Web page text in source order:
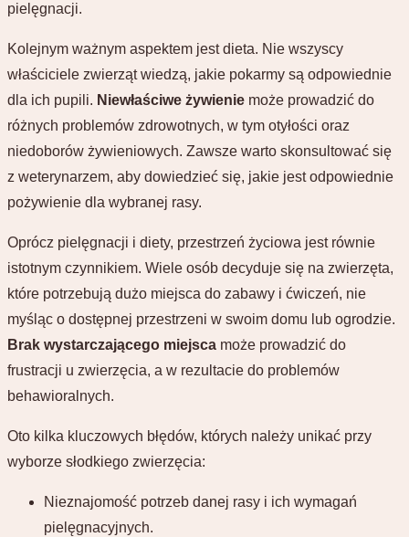
pielęgnacji.
Kolejnym ważnym aspektem jest dieta. Nie wszyscy
właściciele zwierząt wiedzą, jakie pokarmy są odpowiednie
dla ich pupili. Niewłaściwe żywienie może prowadzić do
różnych problemów zdrowotnych, w tym otyłości oraz
niedoborów żywieniowych. Zawsze warto skonsultować się
z weterynarzem, aby dowiedzieć się, jakie jest odpowiednie
pożywienie dla wybranej rasy.
Oprócz pielęgnacji i diety, przestrzeń życiowa jest równie
istotnym czynnikiem. Wiele osób decyduje się na zwierzęta,
które potrzebują dużo miejsca do zabawy i ćwiczeń, nie
myśląc o dostępnej przestrzeni w swoim domu lub ogrodzie.
Brak wystarczającego miejsca może prowadzić do
frustracji u zwierzęcia, a w rezultacie do problemów
behawioralnych.
Oto kilka kluczowych błędów, których należy unikać przy
wyborze słodkiego zwierzęcia:
Nieznajomość potrzeb danej rasy i ich wymagań
pielęgnacyjnych.